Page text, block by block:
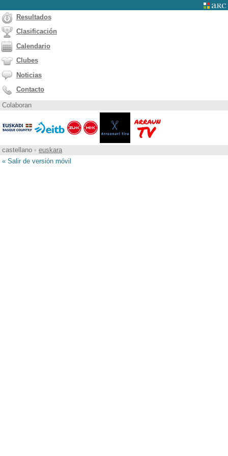
Resultados
Clasificación
Calendario
Clubes
Noticias
Contacto
Colaboran
castellano • euskara
« Salir de versión móvil